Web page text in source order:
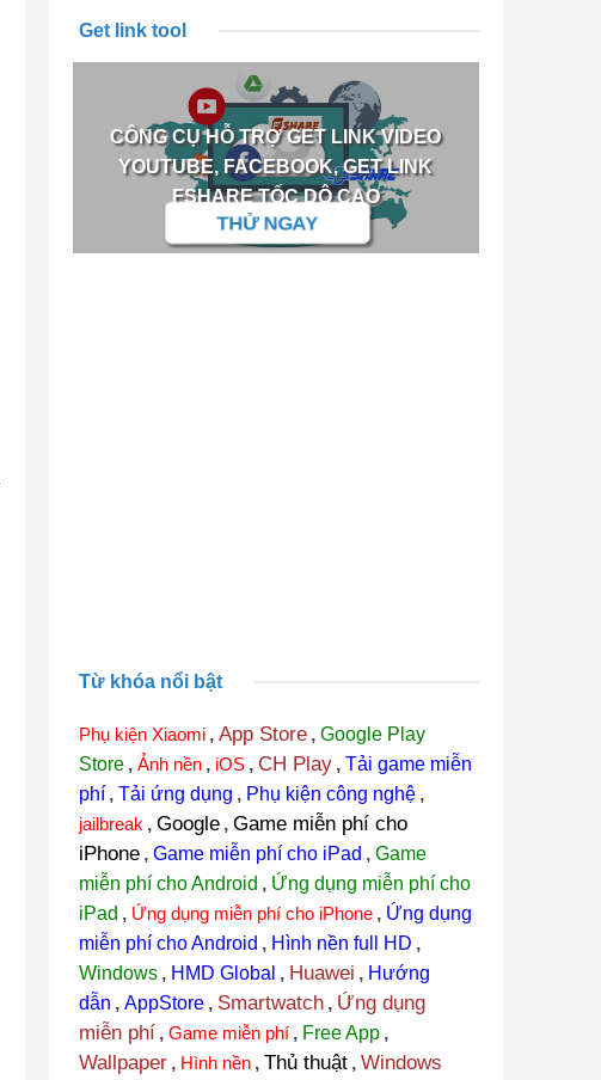
Get link tool
CÔNG CỤ HỖ TRỢ GET LINK VIDEO
YOUTUBE, FACEBOOK, GET LINK
FSHARE TỐC DỘ CAO
THỬ NGAY
Từ khóa nổi bật
Phụ kiện Xiaomi , App Store , Google Play
Store , Ảnh nền , iOS , CH Play , Tải game miễn
phí , Tải ứng dụng , Phụ kiện công nghệ ,
jailbreak , Google , Game miễn phí cho
iPhone , Game miễn phí cho iPad , Game
miễn phí cho Android , Ứng dụng miễn phí cho
iPad , Ứng dụng miễn phí cho iPhone , Ứng dụng
miễn phí cho Android , Hình nền full HD ,
Windows , HMD Global , Huawei , Hướng
dẫn , AppStore , Smartwatch , Ứng dụng
miễn phí , Game miễn phí , Free App ,
Wallpaper , Hình nền , Thủ thuật , Windows